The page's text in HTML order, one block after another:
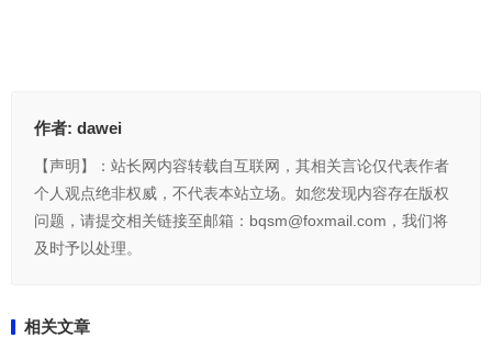
作者: dawei
【声明】：站长网内容转载自互联网，其相关言论仅代表作者
个人观点绝非权威，不代表本站立场。如您发现内容存在版权
问题，请提交相关链接至邮箱：bqsm@foxmail.com，我们将
及时予以处理。
相关文章